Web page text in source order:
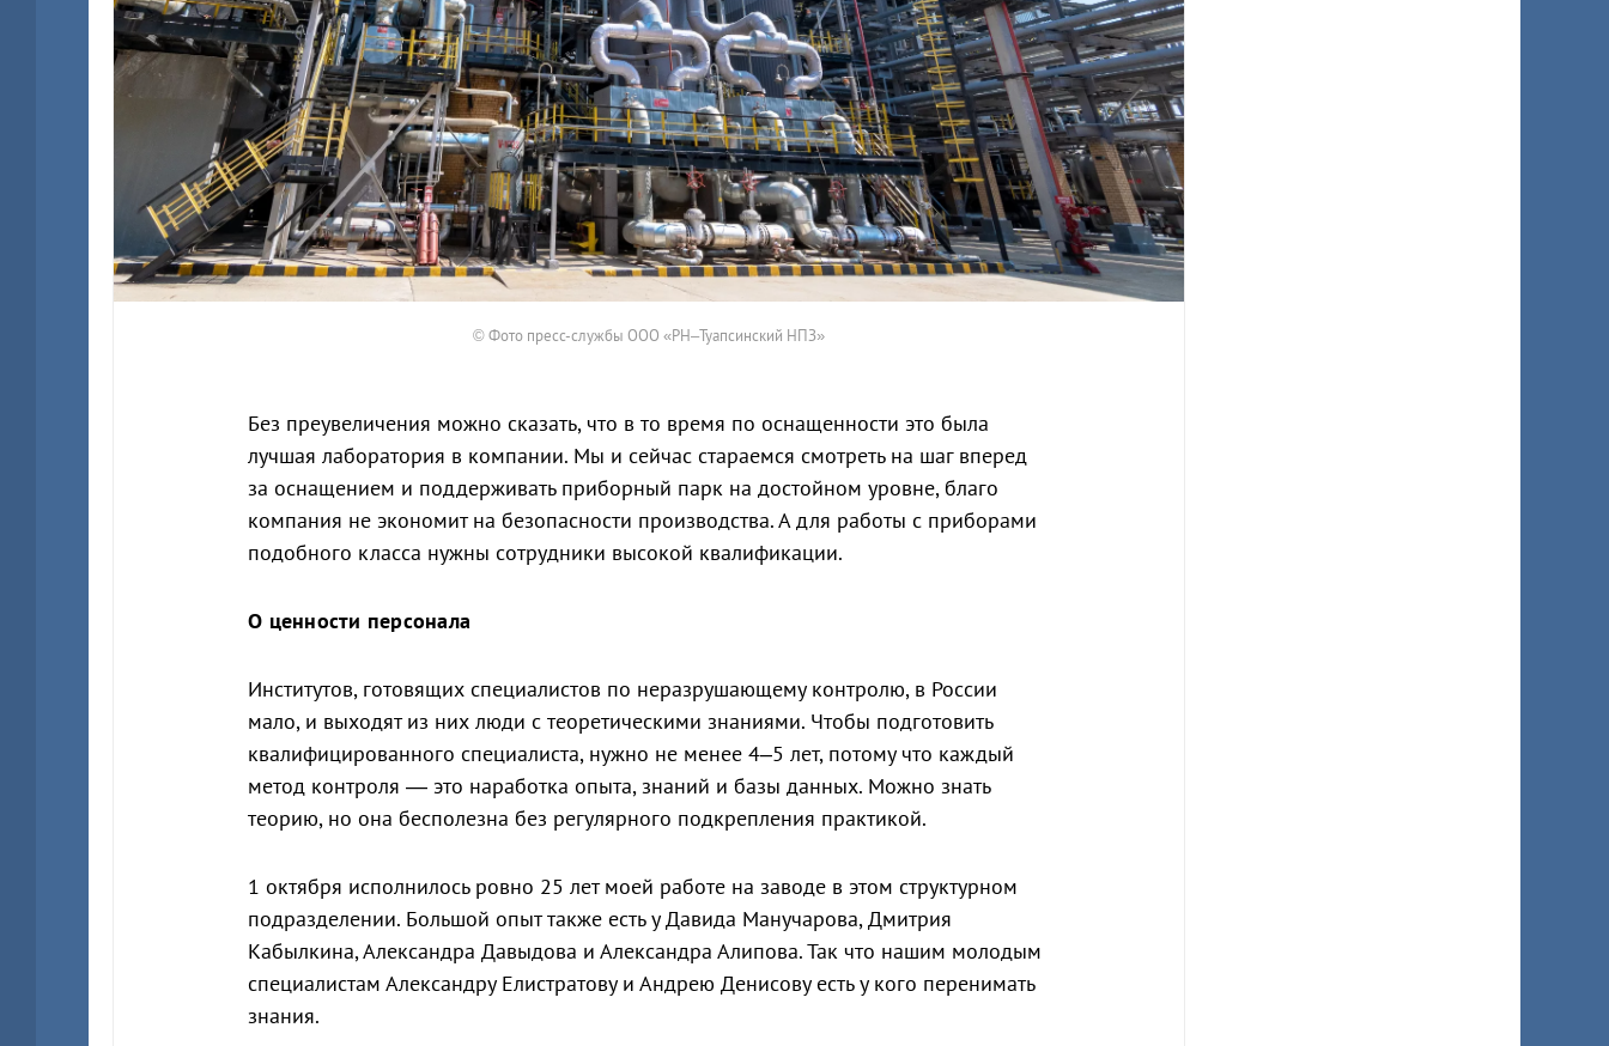
© Фото пресс-службы ООО «РН–Туапсинский НПЗ»
Без преувеличения можно сказать, что в то время по оснащенности это была
лучшая лаборатория в компании. Мы и сейчас стараемся смотреть на шаг вперед
за оснащением и поддерживать приборный парк на достойном уровне, благо
компания не экономит на безопасности производства. А для работы с приборами
подобного класса нужны сотрудники высокой квалификации.
О ценности персонала
Институтов, готовящих специалистов по неразрушающему контролю, в России
мало, и выходят из них люди с теоретическими знаниями. Чтобы подготовить
квалифицированного специалиста, нужно не менее 4–5 лет, потому что каждый
метод контроля — это наработка опыта, знаний и базы данных. Можно знать
теорию, но она бесполезна без регулярного подкрепления практикой.
1 октября исполнилось ровно 25 лет моей работе на заводе в этом структурном
подразделении. Большой опыт также есть у Давида Манучарова, Дмитрия
Кабылкина, Александра Давыдова и Александра Алипова. Так что нашим молодым
специалистам Александру Елистратову и Андрею Денисову есть у кого перенимать
знания.